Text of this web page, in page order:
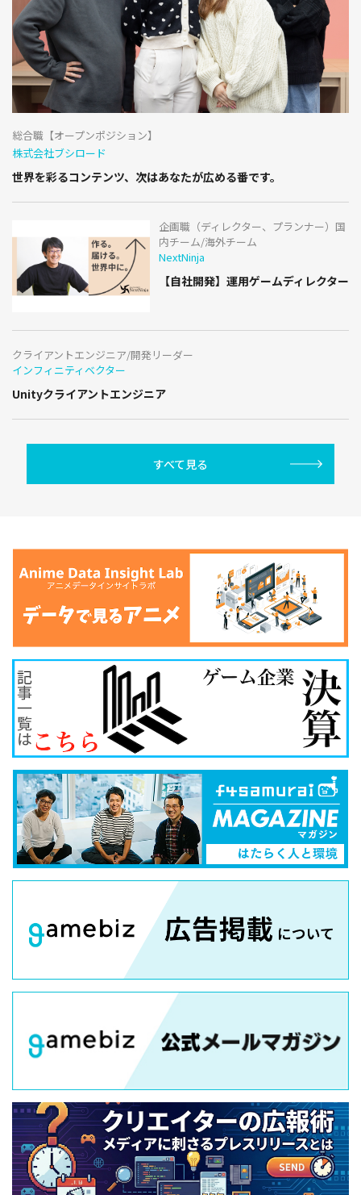
総合職【オープンポジション】
株式会社ブシロード
世界を彩るコンテンツ、次はあなたが広める番です。
企画職（ディレクター、プランナー）国
内チーム/海外チーム
NextNinja
【自社開発】運用ゲームディレクター
クライアントエンジニア/開発リーダー
インフィニティベクター
Unityクライアントエンジニア
すべて見る